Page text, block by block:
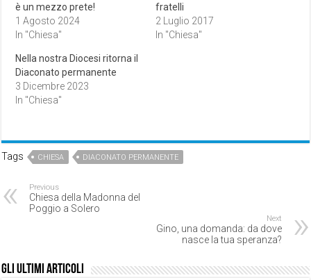
è un mezzo prete!
1 Agosto 2024
In "Chiesa"
fratelli
2 Luglio 2017
In "Chiesa"
Nella nostra Diocesi ritorna il
Diaconato permanente
3 Dicembre 2023
In "Chiesa"
Tags CHIESA DIACONATO PERMANENTE
Previous
Chiesa della Madonna del
Poggio a Solero
Next
Gino, una domanda: da dove
nasce la tua speranza?
Gli ultimi articoli